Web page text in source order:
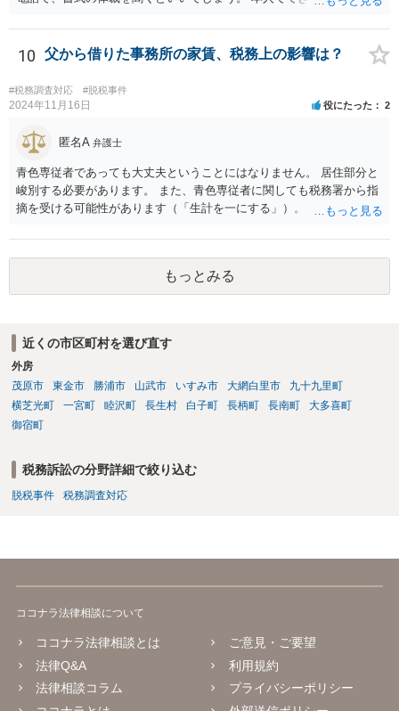
10 父から借りた事務所の家賃、税務上の影響は？
#税務調査対応 #脱税事件
2024年11月16日 役にたった 2
匿名A 弁護士
青色専従者であっても大丈夫ということにはなりません。 居住部分と
峻別する必要があります。 また、青色専従者に関しても税務署から指
摘を受ける可能性があります（「生計を一にする」）。
もっとみる
近くの市区町村を選び直す
外房
茂原市
東金市 勝浦市 山武市 いすみ市 大網白里市
九十九里町
横芝光町
一宮町 睦沢町 長生村 白子町 長柄町 長南町
大多喜町
御宿町
税務訴訟の分野詳細で絞り込む
脱税事件 税務調査対応
ココナラ法律相談について
ココナラ法律相談とは
法律Q&A
法律相談コラム
ご意見・ご要望
利用規約
プライバシーポリシー